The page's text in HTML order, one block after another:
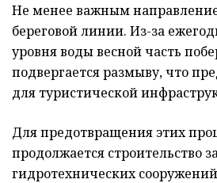
Не менее важным
береговой линии. Из-за
уровня воды весной часть
подвергается размыву, что
для туристической
Для предотвращения этих
продолжается строительство
гидротехнических